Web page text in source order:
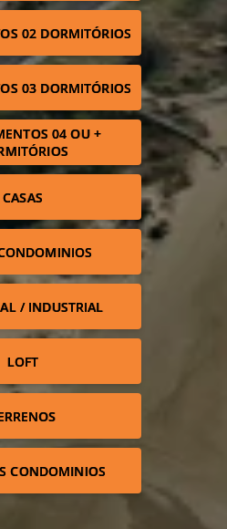
02 DORMITÓRIOS
03 DORMITÓRIOS
04 OU +
CASAS
/ INDUSTRIAL
LOFT
CONDOMINIOS